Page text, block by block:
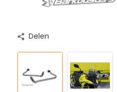
Delen